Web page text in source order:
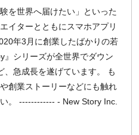
を世界へ届けたい」といった
イターとともにスマホアプリ
年3月に創業したばかりの若
』シリーズが全世界でダウン
、急成長を遂げています。 も
創業ストーリーなどにも触れ
。 ------------ - New Story Inc.